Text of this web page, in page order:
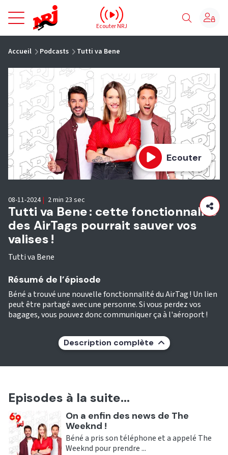
NRJ - Accueil
Ecouter NRJ
Accueil Podcasts Tutti va Bene
Ecouter
Tutti va Bene : cette fonctionnalité
des AirTags pourrait sauver vos
valises !
Tutti va Bene
08-11-2024 | 2 min 23 sec
Résumé de l’épisode
Béné a trouvé une nouvelle fonctionnalité du AirTag ! Un lien
peut être partagé avec une personne. Si vous perdez vos
bagages, vous pouvez donc communiquer ça à l'aéroport !
Description complète
Episodes à la suite...
Ecouter
On a enfin des news de The
Weeknd !
Béné a pris son téléphone et a appelé The
Weeknd pour prendre ...